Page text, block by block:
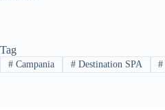
Tag
#Campania #Destination SPA #